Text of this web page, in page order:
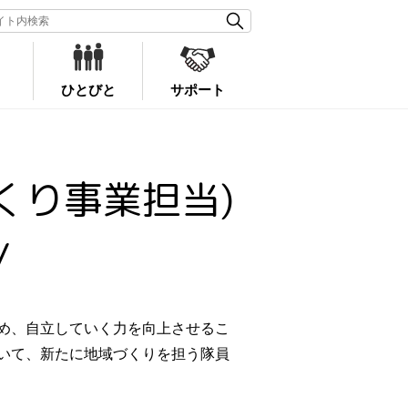
ひとびと サポート
り事業担当)
自立していく力を向上させるこ
て、新たに地域づくりを担う隊員